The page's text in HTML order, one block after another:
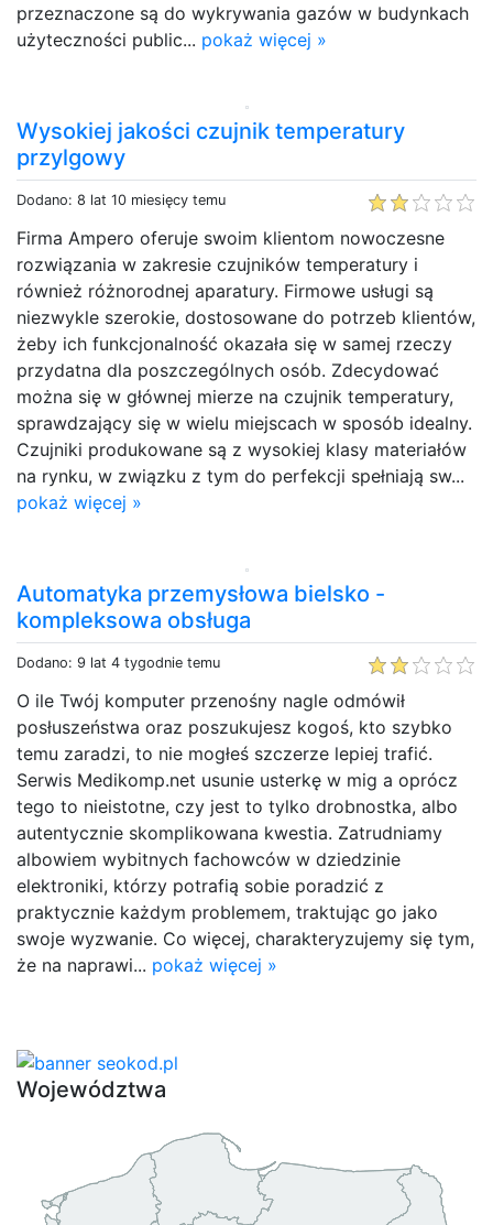
przeznaczone są do wykrywania gazów w budynkach
użyteczności public... pokaż więcej »
Wysokiej jakości czujnik temperatury
przylgowy
Dodano: 8 lat 10 miesięcy temu
Firma Ampero oferuje swoim klientom nowoczesne
rozwiązania w zakresie czujników temperatury i
również różnorodnej aparatury. Firmowe usługi są
niezwykle szerokie, dostosowane do potrzeb klientów,
żeby ich funkcjonalność okazała się w samej rzeczy
przydatna dla poszczególnych osób. Zdecydować
można się w głównej mierze na czujnik temperatury,
sprawdzający się w wielu miejscach w sposób idealny.
Czujniki produkowane są z wysokiej klasy materiałów
na rynku, w związku z tym do perfekcji spełniają sw...
pokaż więcej »
Automatyka przemysłowa bielsko -
kompleksowa obsługa
Dodano: 9 lat 4 tygodnie temu
O ile Twój komputer przenośny nagle odmówił
posłuszeństwa oraz poszukujesz kogoś, kto szybko
temu zaradzi, to nie mogłeś szczerze lepiej trafić.
Serwis Medikomp.net usunie usterkę w mig a oprócz
tego to nieistotne, czy jest to tylko drobnostka, albo
autentycznie skomplikowana kwestia. Zatrudniamy
albowiem wybitnych fachowców w dziedzinie
elektroniki, którzy potrafią sobie poradzić z
praktycznie każdym problemem, traktując go jako
swoje wyzwanie. Co więcej, charakteryzujemy się tym,
że na naprawi... pokaż więcej »
Województwa